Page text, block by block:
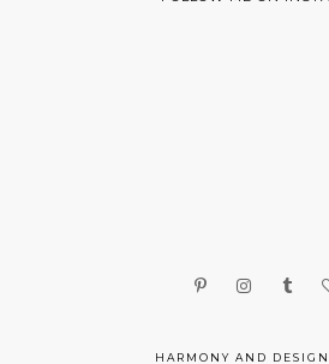
HARMONY AND